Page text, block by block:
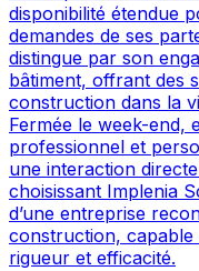
disponibilité étendue
demandes de ses
distingue par son
bâtiment, offrant des
construction dans la
Fermée le week-end,
professionnel et
une interaction
choisissant Implenia
d’une entreprise
construction, capable
rigueur et efficacité.